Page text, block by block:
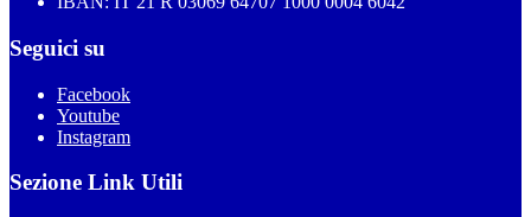
Seguici su
Facebook
Youtube
Instagram
Sezione Link Utili